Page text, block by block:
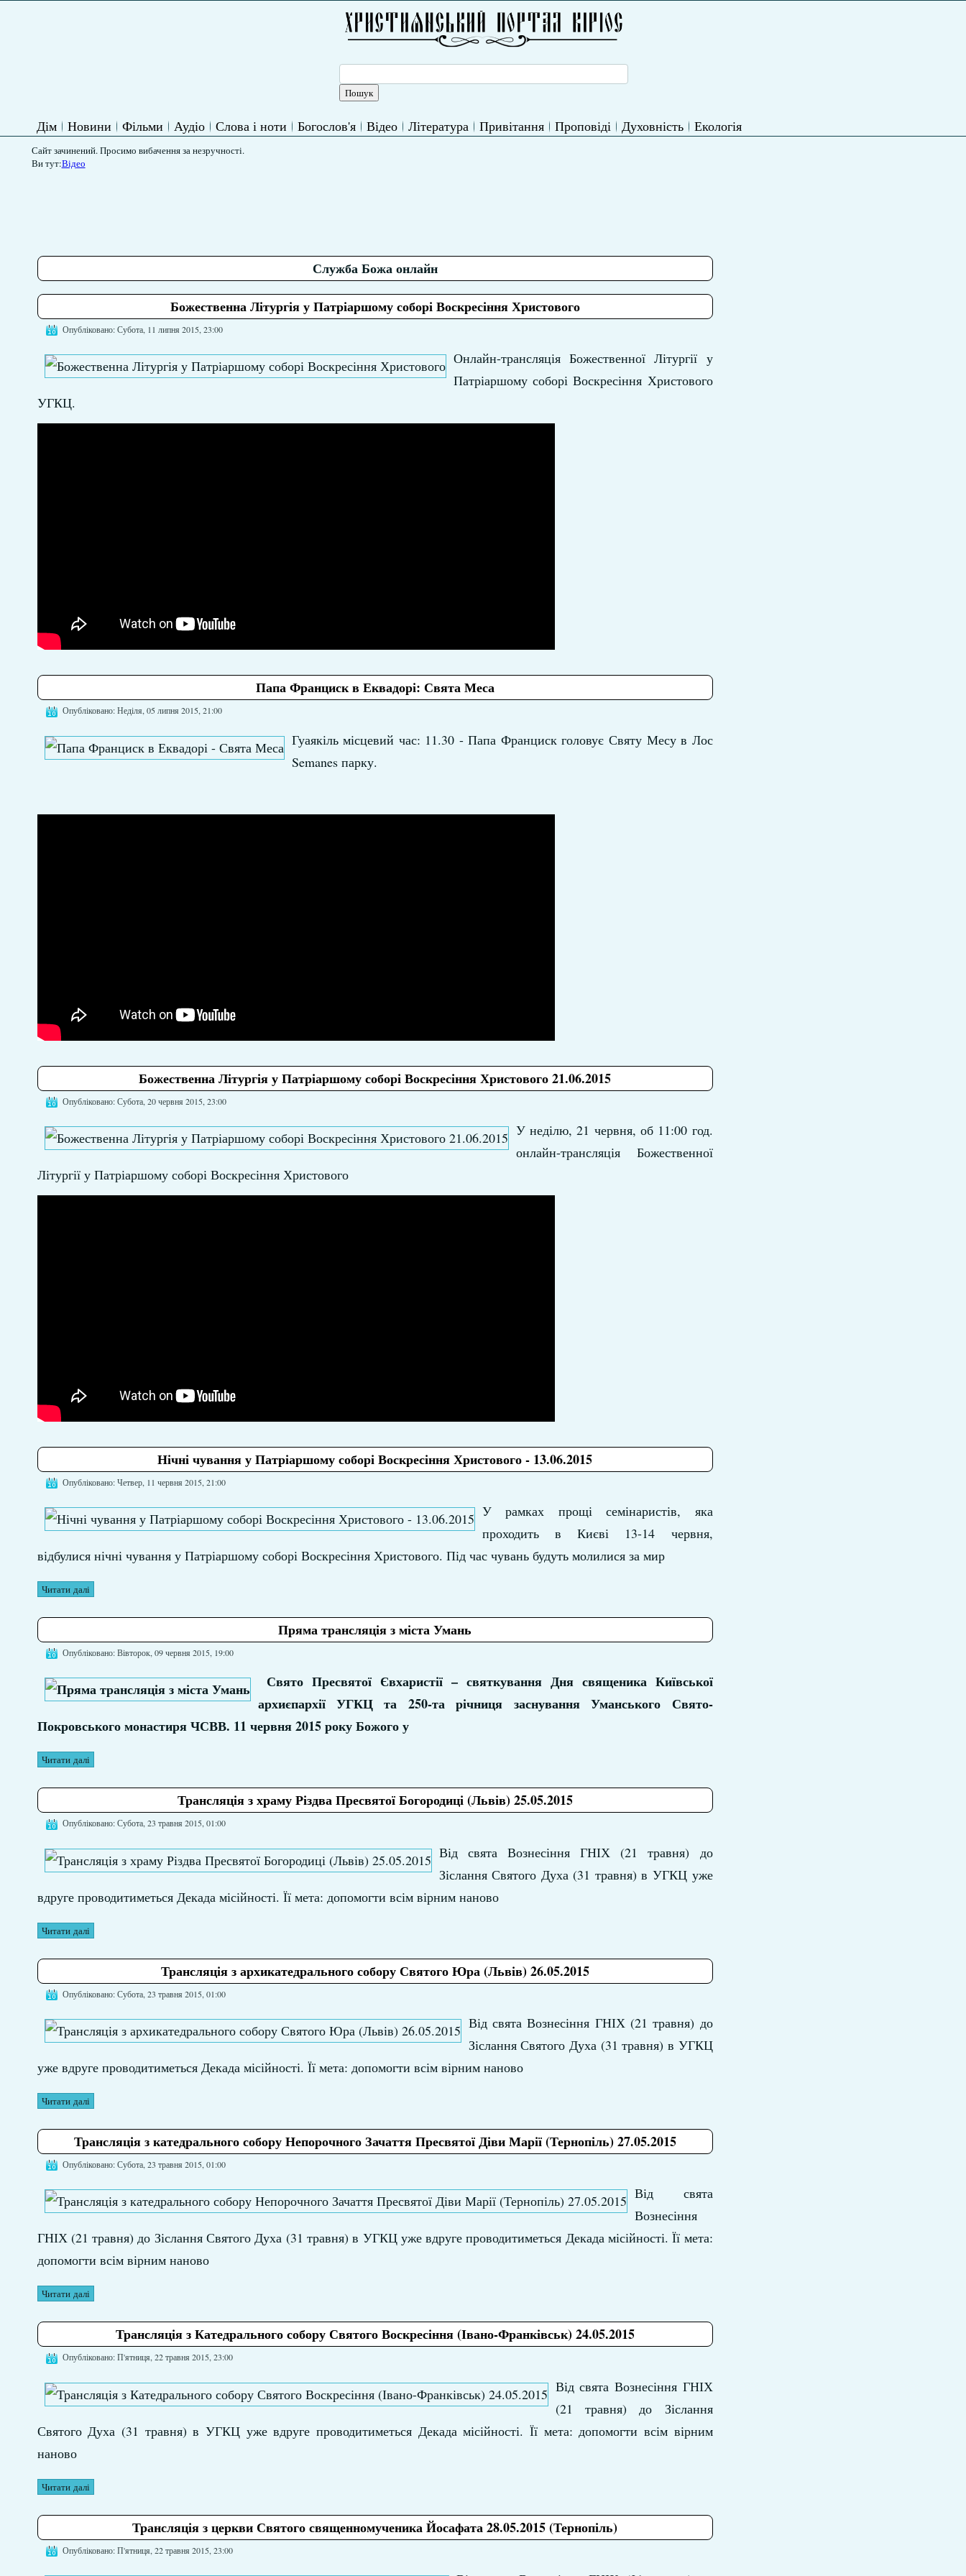
Дім Новини Фільми Аудіо Слова і ноти Богослов'я Відео Література Привітання Проповіді Духовність Екологія
Сайт зачинений. Просимо вибачення за незручності.
Ви тут:Відео
Служба Божа онлайн
Божественна Літургія у Патріаршому соборі Воскресіння Христового
Опубліковано: Субота, 11 липня 2015, 23:00
Онлайн-трансляція Божественної Літургії у
Патріаршому соборі Воскресіння Христового
УГКЦ.
Папа Франциск в Еквадорі: Свята Меса
Опубліковано: Неділя, 05 липня 2015, 21:00
Гуаякіль місцевий час: 11.30 - Папа Франциск головує Святу Месу в Лос
Semanes парку.
Божественна Літургія у Патріаршому соборі Воскресіння Христового 21.06.2015
Опубліковано: Субота, 20 червня 2015, 23:00
У неділю, 21 червня, об 11:00 год.
онлайн-трансляція Божественної
Літургії у Патріаршому соборі Воскресіння Христового
Нічні чування у Патріаршому соборі Воскресіння Христового - 13.06.2015
Опубліковано: Четвер, 11 червня 2015, 21:00
У рамках прощі семінаристів, яка
проходить в Києві 13-14 червня,
відбулися нічні чування у Патріаршому соборі Воскресіння Христового. Під час чувань будуть молилися за мир
Читати далі
Пряма трансляція з міста Умань
Опубліковано: Вівторок, 09 червня 2015, 19:00
Свято Пресвятої Євхаристії – святкування Дня священика Київської
архиєпархії УГКЦ та 250-та річниця заснування Уманського Свято-
Покровського монастиря ЧСВВ. 11 червня 2015 року Божого у
Читати далі
Трансляція з храму Різдва Пресвятої Богородиці (Львів) 25.05.2015
Опубліковано: Субота, 23 травня 2015, 01:00
Від свята Вознесіння ГНІХ (21 травня) до
Зіслання Святого Духа (31 травня) в УГКЦ уже
вдруге проводитиметься Декада місійності. Її мета: допомогти всім вірним наново
Читати далі
Трансляція з архикатедрального собору Святого Юра (Львів) 26.05.2015
Опубліковано: Субота, 23 травня 2015, 01:00
Від свята Вознесіння ГНІХ (21 травня) до
Зіслання Святого Духа (31 травня) в УГКЦ
уже вдруге проводитиметься Декада місійності. Її мета: допомогти всім вірним наново
Читати далі
Трансляція з катедрального собору Непорочного Зачаття Пресвятої Діви Марії (Тернопіль) 27.05.2015
Опубліковано: Субота, 23 травня 2015, 01:00
Від свята
Вознесіння
ГНІХ (21 травня) до Зіслання Святого Духа (31 травня) в УГКЦ уже вдруге проводитиметься Декада місійності. Її мета:
допомогти всім вірним наново
Читати далі
Трансляція з Катедрального собору Святого Воскресіння (Івано-Франківськ) 24.05.2015
Опубліковано: П'ятниця, 22 травня 2015, 23:00
Від свята Вознесіння ГНІХ
(21 травня) до Зіслання
Святого Духа (31 травня) в УГКЦ уже вдруге проводитиметься Декада місійності. Її мета: допомогти всім вірним
наново
Читати далі
Трансляція з церкви Святого священномученика Йосафата 28.05.2015 (Тернопіль)
Опубліковано: П'ятниця, 22 травня 2015, 23:00